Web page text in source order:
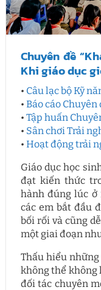
Chuyên đề
Khi giáo dục
• Câu lạc bộ Kỹ
• Báo cáo
• Tập huấn
• Sân chơi Trải
• Hoạt động trải
Giáo dục học
đạt kiến thức
hành đúng lúc ở
các em bắt đầu
bối rối và cũng
một giai đoạn
Thấu hiểu
không thể không
đối tác chuyên